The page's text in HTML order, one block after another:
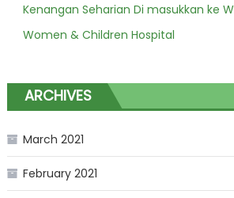
Kenangan Seharian Di masukkan ke
Women & Children Hospital
ARCHIVES
March 2021
February 2021